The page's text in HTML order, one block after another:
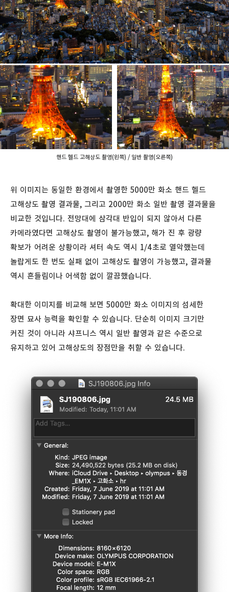
핸드 헬드 고해상도 촬영(왼쪽) / 일반 촬영(오른쪽)
위 이미지는 동일한 환경에서 촬영한 5000만 화소 핸드 헬드
고해상도 촬영 결과물, 그리고 2000만 화소 일반 촬영 결과물을
비교한 것입니다. 전망대에 삼각대 반입이 되지 않아서 다른
카메라였다면 고해상도 촬영이 불가능했고, 해가 진 후 광량
확보가 어려운 상황이라 셔터 속도 역시 1/4초로 열악했는데
놀랍게도 한 번도 실패 없이 고해상도 촬영이 가능했고, 결과물
역시 흔들림이나 어색함 없이 깔끔했습니다.
확대한 이미지를 비교해 보면 5000만 화소 이미지의 섬세한
장면 묘사 능력을 확인할 수 있습니다. 단순히 이미지 크기만
커진 것이 아니라 샤프니스 역시 일반 촬영과 같은 수준으로
유지하고 있어 고해상도의 장점만을 취할 수 있습니다.